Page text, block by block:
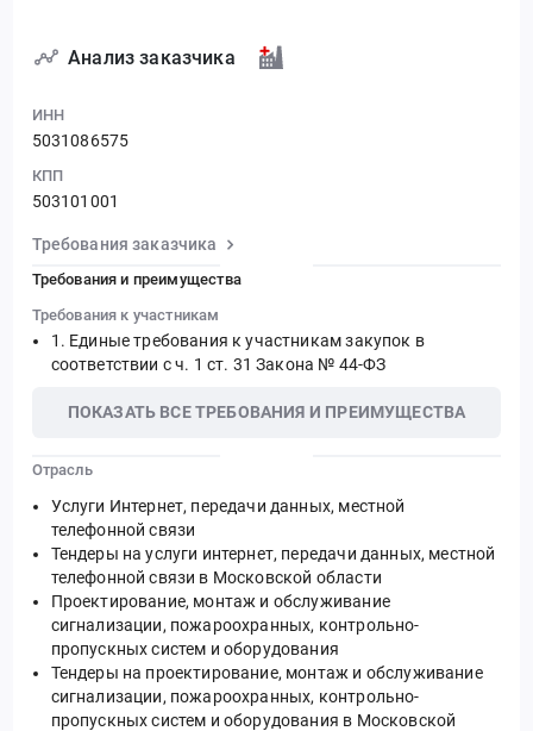
Анализ заказчика
ИНН
5031086575
КПП
503101001
Требования заказчика
Требования и преимущества
Требования к участникам
Единые требования к участникам закупок в
соответствии с ч. 1 ст. 31 Закона № 44-ФЗ
ПОКАЗАТЬ ВСЕ ТРЕБОВАНИЯ И ПРЕИМУЩЕСТВА
Отрасль
Услуги Интернет, передачи данных, местной
телефонной связи
Тендеры на услуги интернет, передачи данных, местной
телефонной связи в Московской области
Проектирование, монтаж и обслуживание
сигнализации, пожароохранных, контрольно-
пропускных систем и оборудования
Тендеры на проектирование, монтаж и обслуживание
сигнализации, пожароохранных, контрольно-
пропускных систем и оборудования в Московской